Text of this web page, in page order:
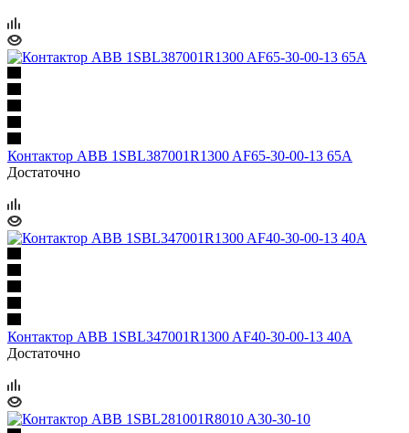
Контактор ABB 1SBL387001R1300 AF65-30-00-13 65A
Достаточно
Контактор ABB 1SBL347001R1300 AF40-30-00-13 40A
Достаточно